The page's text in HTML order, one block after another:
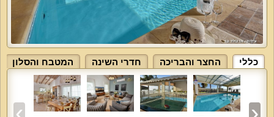
כללי החצר והבריכה חדרי השינה המטבח והסלון